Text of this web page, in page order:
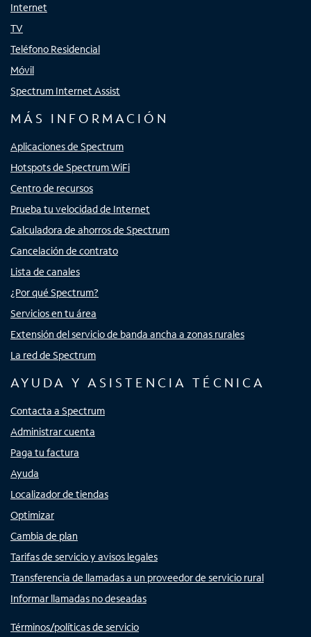
Internet
TV
Teléfono Residencial
Móvil
Spectrum Internet Assist
MÁS INFORMACIÓN
Aplicaciones de Spectrum
Hotspots de Spectrum WiFi
Centro de recursos
Prueba tu velocidad de Internet
Calculadora de ahorros de Spectrum
Cancelación de contrato
Lista de canales
¿Por qué Spectrum?
Servicios en tu área
Extensión del servicio de banda ancha a zonas rurales
La red de Spectrum
AYUDA Y ASISTENCIA TÉCNICA
Contacta a Spectrum
Administrar cuenta
Paga tu factura
Ayuda
Localizador de tiendas
Optimizar
Cambia de plan
Tarifas de servicio y avisos legales
Transferencia de llamadas a un proveedor de servicio rural
Informar llamadas no deseadas
Términos/políticas de servicio